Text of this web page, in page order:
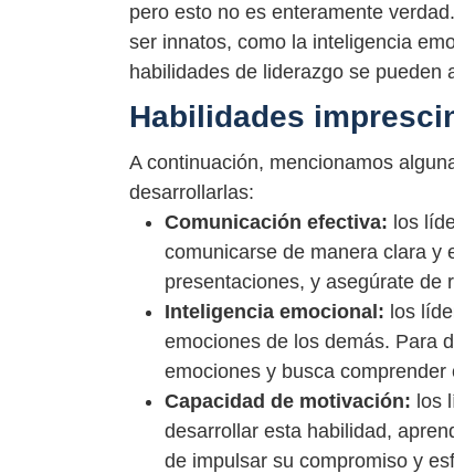
pero esto no es enteramente
ser innatos, como la inteligencia
habilidades de liderazgo se pueden
Habilidades
A continuación, mencionamos
desarrollarlas:
Comunicación efectiva: los
comunicarse de manera clara y
presentaciones, y asegúrate de
Inteligencia emocional: los
emociones de los demás. Para
emociones y busca
Capacidad de motivación: los
desarrollar esta habilidad,
de impulsar su compromiso y